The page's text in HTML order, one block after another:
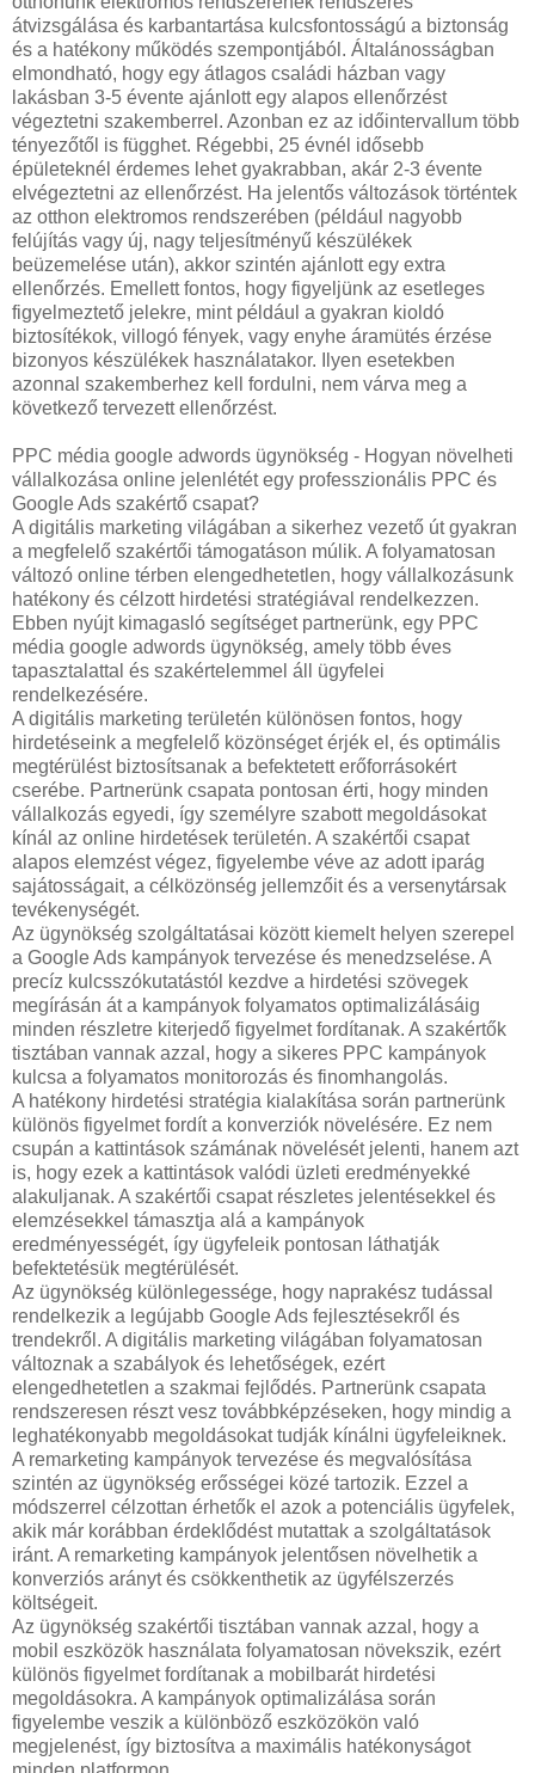
PPC média google adwords ügynökség - Hogyan növelheti
vállalkozása online jelenlétét egy professzionális PPC és
Google Ads szakértő csapat?
A digitális marketing világában a sikerhez vezető út gyakran
a megfelelő szakértői támogatáson múlik. A folyamatosan
változó online térben elengedhetetlen, hogy vállalkozásunk
hatékony és célzott hirdetési stratégiával rendelkezzen.
Ebben nyújt kimagasló segítséget partnerünk, egy PPC
média google adwords ügynökség, amely több éves
tapasztalattal és szakértelemmel áll ügyfelei
rendelkezésére.
A digitális marketing területén különösen fontos, hogy
hirdetéseink a megfelelő közönséget érjék el, és optimális
megtérülést biztosítsanak a befektetett erőforrásokért
cserébe. Partnerünk csapata pontosan érti, hogy minden
vállalkozás egyedi, így személyre szabott megoldásokat
kínál az online hirdetések területén. A szakértői csapat
alapos elemzést végez, figyelembe véve az adott iparág
sajátosságait, a célközönség jellemzőit és a versenytársak
tevékenységét.
Az ügynökség szolgáltatásai között kiemelt helyen szerepel
a Google Ads kampányok tervezése és menedzselése. A
precíz kulcsszókutatástól kezdve a hirdetési szövegek
megírásán át a kampányok folyamatos optimalizálásáig
minden részletre kiterjedő figyelmet fordítanak. A szakértők
tisztában vannak azzal, hogy a sikeres PPC kampányok
kulcsa a folyamatos monitorozás és finomhangolás.
A hatékony hirdetési stratégia kialakítása során partnerünk
különös figyelmet fordít a konverziók növelésére. Ez nem
csupán a kattintások számának növelését jelenti, hanem azt
is, hogy ezek a kattintások valódi üzleti eredményekké
alakuljanak. A szakértői csapat részletes jelentésekkel és
elemzésekkel támasztja alá a kampányok
eredményességét, így ügyfeleik pontosan láthatják
befektetésük megtérülését.
Az ügynökség különlegessége, hogy naprakész tudással
rendelkezik a legújabb Google Ads fejlesztésekről és
trendekről. A digitális marketing világában folyamatosan
változnak a szabályok és lehetőségek, ezért
elengedhetetlen a szakmai fejlődés. Partnerünk csapata
rendszeresen részt vesz továbbképzéseken, hogy mindig a
leghatékonyabb megoldásokat tudják kínálni ügyfeleiknek.
A remarketing kampányok tervezése és megvalósítása
szintén az ügynökség erősségei közé tartozik. Ezzel a
módszerrel célzottan érhetők el azok a potenciális ügyfelek,
akik már korábban érdeklődést mutattak a szolgáltatások
iránt. A remarketing kampányok jelentősen növelhetik a
konverziós arányt és csökkenthetik az ügyfélszerzés
költségeit.
Az ügynökség szakértői tisztában vannak azzal, hogy a
mobil eszközök használata folyamatosan növekszik, ezért
különös figyelmet fordítanak a mobilbarát hirdetési
megoldásokra. A kampányok optimalizálása során
figyelembe veszik a különböző eszközökön való
megjelenést, így biztosítva a maximális hatékonyságot